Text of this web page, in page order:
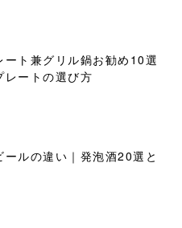
ート兼グリル鍋お勧め10選
レートの選び方
ールの違い｜発泡酒20選と